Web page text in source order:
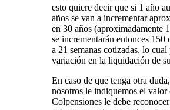
esto quiere decir que si 1 año
años se van a incrementar
en 30 años (aproximadamente
se incrementarán entonces 150
a 21 semanas cotizadas, lo cual
variación en la liquidación de
En caso de que tenga otra
nosotros le indiquemos el valor
Colpensiones le debe